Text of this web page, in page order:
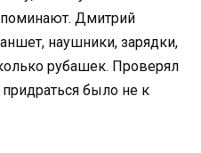
Дмитрий
наушники, зарядки,
рубашек. Проверял
было не к